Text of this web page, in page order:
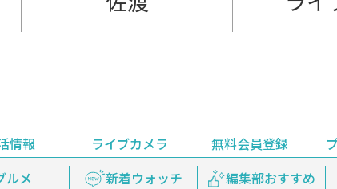
ルメ 新着ウォッチ 編集部おすすめ
情報
天気 上越妙高百景 鉄道
ライブカメラ 無料会員登録
見逃し配信 プレミアム会員登録